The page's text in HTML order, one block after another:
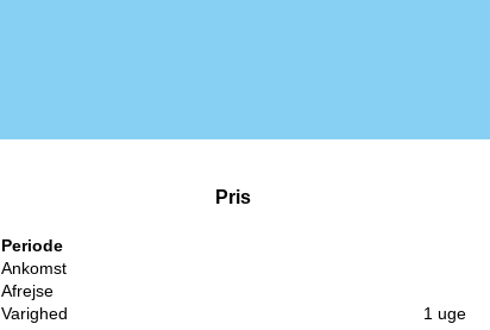
Pris
Periode
Ankomst
Afrejse
Varighed
1 uge